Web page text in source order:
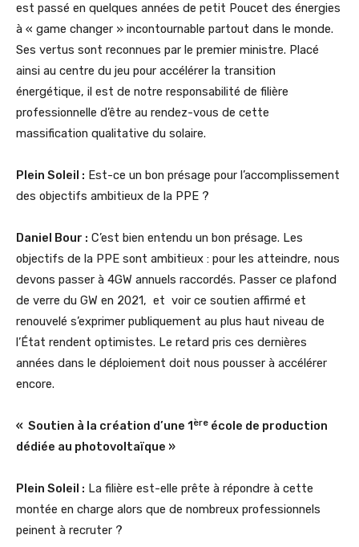
est passé en quelques années de petit Poucet des énergies
à « game changer » incontournable partout dans le monde.
Ses vertus sont reconnues par le premier ministre. Placé
ainsi au centre du jeu pour accélérer la transition
énergétique, il est de notre responsabilité de filière
professionnelle d’être au rendez-vous de cette
massification qualitative du solaire.
Plein Soleil : Est-ce un bon présage pour l’accomplissement
des objectifs ambitieux de la PPE ?
Daniel Bour : C’est bien entendu un bon présage. Les
objectifs de la PPE sont ambitieux : pour les atteindre, nous
devons passer à 4GW annuels raccordés. Passer ce plafond
de verre du GW en 2021, et voir ce soutien affirmé et
renouvelé s’exprimer publiquement au plus haut niveau de
l’État rendent optimistes. Le retard pris ces dernières
années dans le déploiement doit nous pousser à accélérer
encore.
« Soutien à la création d’une 1ère école de production
dédiée au photovoltaïque »
Plein Soleil : La filière est-elle prête à répondre à cette
montée en charge alors que de nombreux professionnels
peinent à recruter ?